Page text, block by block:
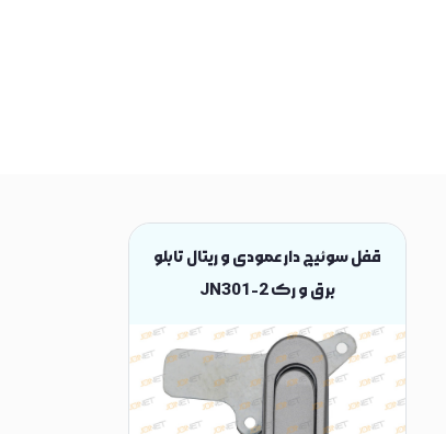
قفل سوئیچ دار عمودی و ریتال تابلو
برق و رک JN301-2